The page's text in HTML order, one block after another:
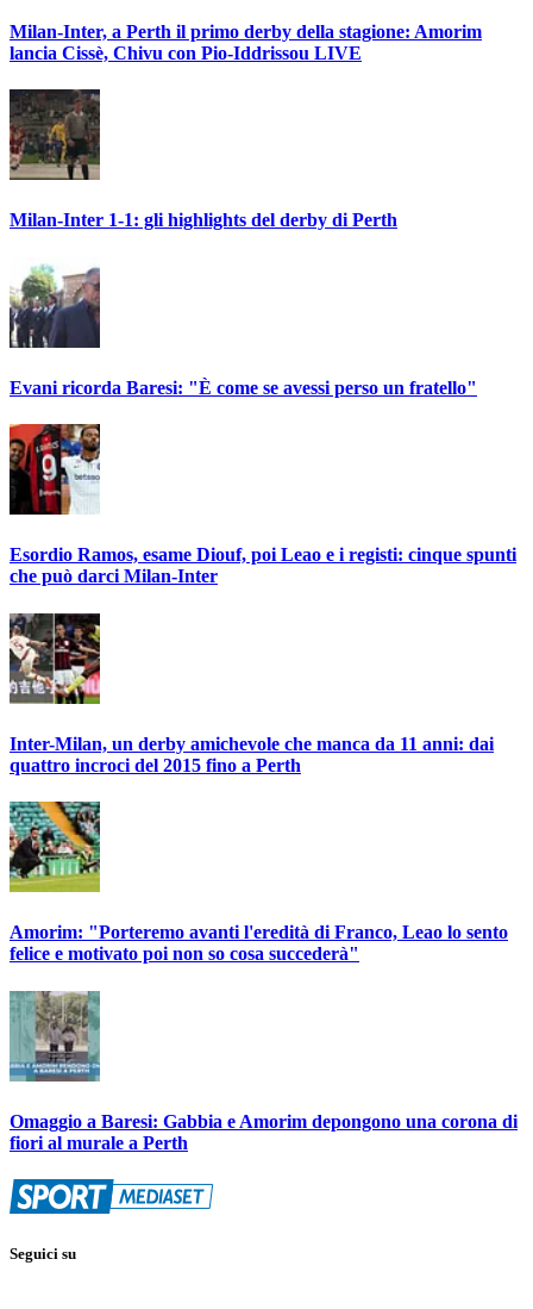
Milan-Inter, a Perth il primo derby della stagione: Amorim
lancia Cissè, Chivu con Pio-Iddrissou LIVE
Milan-Inter 1-1: gli highlights del derby di Perth
Evani ricorda Baresi: "È come se avessi perso un fratello"
Esordio Ramos, esame Diouf, poi Leao e i registi: cinque spunti
che può darci Milan-Inter
Inter-Milan, un derby amichevole che manca da 11 anni: dai
quattro incroci del 2015 fino a Perth
Amorim: "Porteremo avanti l'eredità di Franco, Leao lo sento
felice e motivato poi non so cosa succederà"
Omaggio a Baresi: Gabbia e Amorim depongono una corona di
fiori al murale a Perth
Seguici su